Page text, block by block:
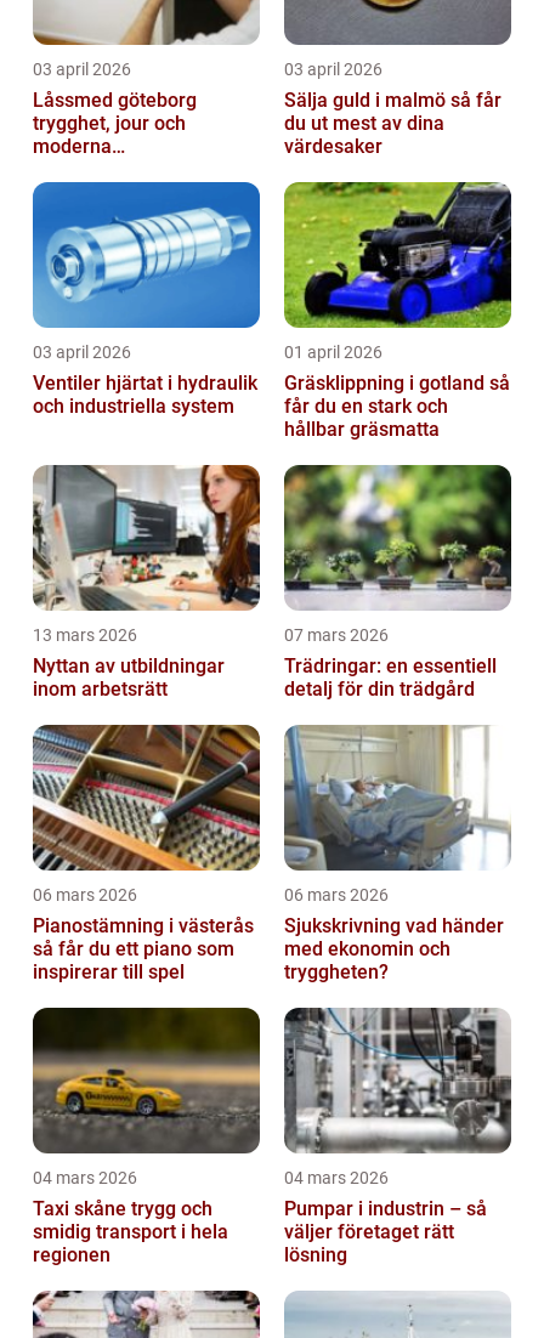
03 april 2026
Låssmed göteborg
trygghet, jour och
moderna
03 april 2026
Sälja guld i malmö så får
du ut mest av dina
värdesaker
03 april 2026
Ventiler hjärtat i hydraulik
och industriella system
01 april 2026
Gräsklippning i gotland så
får du en stark och
hållbar gräsmatta
13 mars 2026
Nyttan av utbildningar
inom arbetsrätt
07 mars 2026
Trädringar: en essentiell
detalj för din trädgård
06 mars 2026
Pianostämning i västerås
så får du ett piano som
inspirerar till spel
06 mars 2026
Sjukskrivning vad händer
med ekonomin och
tryggheten?
04 mars 2026
Taxi skåne trygg och
smidig transport i hela
regionen
04 mars 2026
Pumpar i industrin – så
väljer företaget rätt
lösning